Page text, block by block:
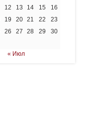
12 13 14 15
16
19 20 21 22
23
26 27 28 29
30
« Июл